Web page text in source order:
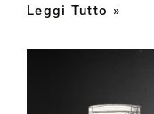
Leggi Tutto »